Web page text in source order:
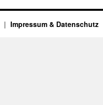
Impressum & Datenschutz